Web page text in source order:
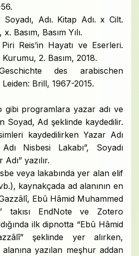
Adı. Kitap Adı. x Cilt.
Basım, Basım Yılı.
Reis’in Hayatı ve Eserleri.
2. Basım, 2018.
des arabischen
Brill, 1967-2015.
gibi programlara yazar adı ve
Soyad, Ad şeklinde kaydedilir.
kaydedilirken Yazar Adı
Nisbesi Lakabı”, Soyadı
yazılır.
veya lakabında yer alan elif
kaynakçada ad alanının en
Ebû Hâmid Muhammed
takısı EndNote ve Zotero
ilk dipnotta “Ebû Hâmid
şeklinde yer alırken,
yazılan meşhur addan